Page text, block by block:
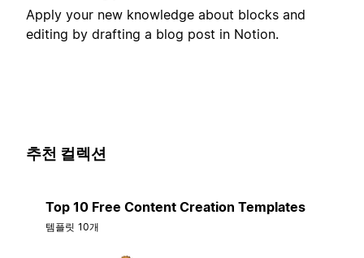
Apply your new knowledge about blocks and
editing by drafting a blog post in Notion.
추천 컬렉션
Top 10 Free Content Creation Templates
템플릿 10개